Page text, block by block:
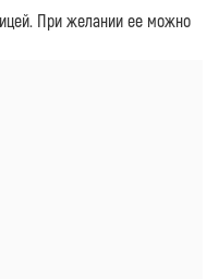
При желании ее можно